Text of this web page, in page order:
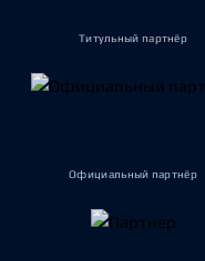
Титульный партнёр
Официальный партнёр